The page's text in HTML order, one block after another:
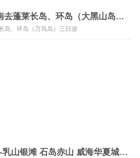
去蓬莱长岛、环岛（大黑山岛）
岛、环岛（万鸟岛）三日游
山银滩 石岛赤山 威海华夏城三